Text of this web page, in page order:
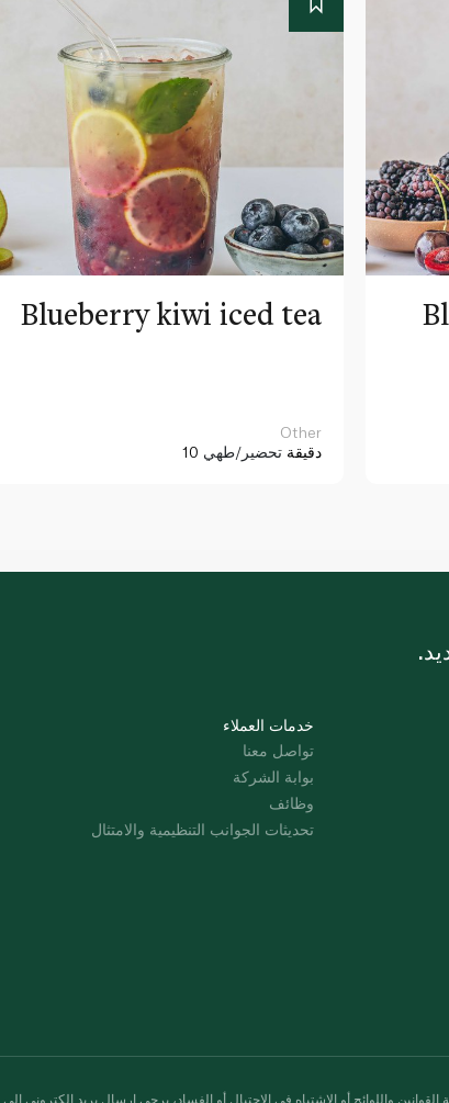
Blueberry kiwi iced tea
Other
10 دقيقة تحضير/طهي
خدمات العملاء
تواصل معنا
بوابة الشركة
وظائف
تحديثات الجوانب التنظيمية والامتثال
واللوائح أو الاشتباه في الاحتيال أو الفساد، يرجى إرسال بريد إلكتروني إلى